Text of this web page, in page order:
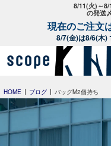
8/11(火)～
の発送
現在のご注文
8/7(金)は8/6(木)
HOME ブログ バッグM2個持ち